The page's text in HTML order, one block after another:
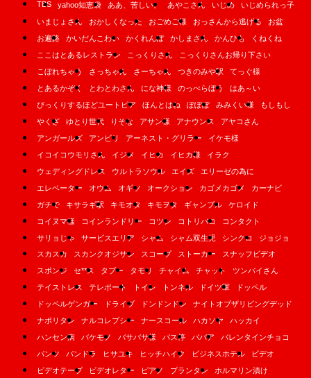
TBS
yahoo知恵袋 ああ、苦しい。 あやこさん いじめ
いじめられっ子
いまじょさん
おかしくなった おごめご様 おっさんから逃げる
お盆
お遍路
かいだんこわい かくれんぼ かしまさん かんひも
くねくね
ここはとあるレストラン
こっくりさん
こっくりさんお帰り下さい
こぼれちゃう
さっちゃん さーちゃん つきのみや駅
てっぐ様
とあるかぞく
とわとわさん にな神様 のっぺらぼう
はあ～い
びっくりするほどユートピア
ほんとはね ぽぽぽ みみくい様
もしもし
やくざ
ゆとり世代 りそな アサン様 アナウンス
アヤコさん
アンガールズ
アンビリ アーネスト・グリラー
イケモ様
イコイコウモリさん
イジメ イヒカ イヒカ様
イラク
ウェディングドレス
ウルトラソウル エイズ
エリーゼの為に
エレベーター
オウム オギソ オークション カゴメカゴメ
カーナビ
ガチで
キサラギ駅 キモオタ キモヲタ ギャンブル
ケロイド
コイヌマ様
コインランドリー コツン コトリバコ
コンタクト
サリョじゃ
サービスエリア シャム シャム双生児 シンクロ
ジョジョ
スカスカ
スカンクオジサン スコープ ストーカー
スナッフビデオ
スポンジ
セ**ス タブー タモリ チャイム チャット
ツンバイさん
テイストレス
テレポート トイレ トンネル ドイツ軍
ドッペル
ドッペルゲンガー
ドライブ ドンドンドン
ナイトオブザリビングデッド
ナポリタン
ナルコレプシー ナースコール ハカソヤ
ハッカイ
ハンセン病
バケモノ バサバサ様 バス停 ババア
バレンタインチョコ
パンツ
パンドラ ヒサユキ ヒッチハイク ビジネスホテル
ビデオ
ビデオテープ
ビデオレター ピアノ プランタン
ホルマリン漬け